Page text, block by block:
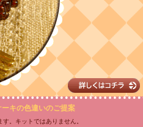
キの色違いのご提案
。キットではありません。